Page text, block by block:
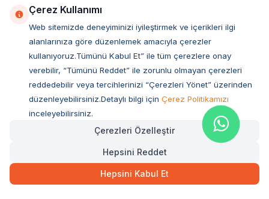
Obivan Köpek Maması
Bozita Köpek Maması
Acana Köpek Maması
Royal Canin Köpek Maması
Hill's Köpek Maması
Pro Plan Köpek Maması
Royal Canin
Çerez Kullanımı
Web sitemizde deneyiminizi iyileştirmek ve içerikleri ilgi
alanlarınıza göre düzenlemek amacıyla çerezler
kullanıyoruz.Tümünü Kabul Et” ile tüm çerezlere onay
verebilir, “Tümünü Reddet” ile zorunlu olmayan çerezleri
reddedebilir veya tercihlerinizi “Çerezleri Yönet” üzerinden
düzenleyebilirsiniz.Detaylı bilgi için Çerez Politikamızı
inceleyebilirsiniz.
Çerezleri Özelleştir
Hepsini Reddet
Hepsini Kabul Et